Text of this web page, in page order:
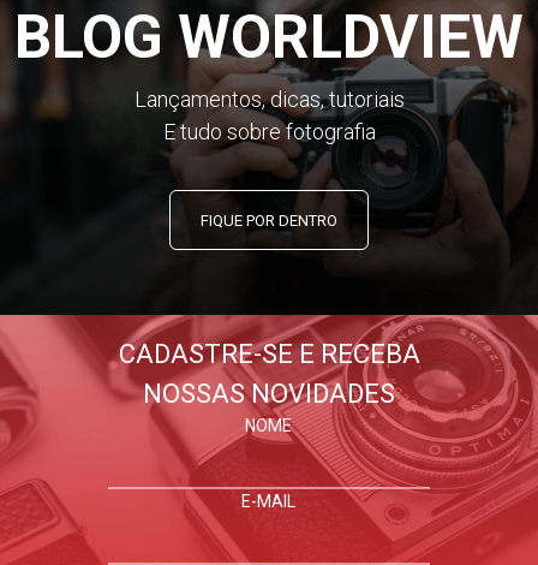
BLOG WORLDVIEW
Lançamentos, dicas, tutoriais
E tudo sobre fotografia
FIQUE POR DENTRO
CADASTRE-SE E RECEBA
NOSSAS NOVIDADES
NOME
E-MAIL